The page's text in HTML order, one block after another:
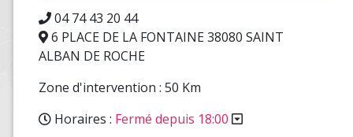
04 74 43 20 44
6 PLACE DE LA FONTAINE 38080 SAINT
ALBAN DE ROCHE
Zone d'intervention : 50 Km
Horaires : Fermé depuis 18:00